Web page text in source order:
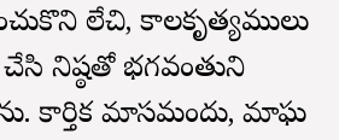
లేచి, కాలకృత్యములు
నిష్ఠతో భగవంతుని
కార్తిక మాసమందు, మాఘ